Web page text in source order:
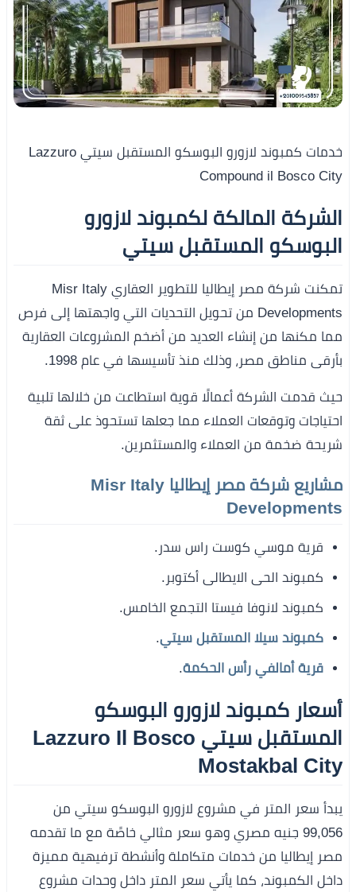
خدمات كمبوند لازورو البوسكو المستقبل سيتي Lazzuro
Compound il Bosco City
الشركة المالكة لكمبوند لازورو
البوسكو المستقبل سيتي
تمكنت شركة مصر إيطاليا للتطوير العقاري Misr Italy
Developments من تحويل التحديات التي واجهتها إلى فرص
مما مكنها من إنشاء العديد من أضخم المشروعات العقارية
بأرقى مناطق مصر، وذلك منذ تأسيسها في عام 1998.
حيث قدمت الشركة أعمالًا قوية استطاعت من خلالها تلبية
احتياجات وتوقعات العملاء مما جعلها تستحوذ على ثقة
شريحة ضخمة من العملاء والمستثمرين.
مشاريع شركة مصر إيطاليا Misr Italy
Developments
قرية موسي كوست راس سدر.
كمبوند الحى الايطالى أكتوبر.
كمبوند لانوفا فيستا التجمع الخامس.
كمبوند سيلا المستقبل سيتي.
قرية أمالفي رأس الحكمة.
أسعار كمبوند لازورو البوسكو
المستقبل سيتي Lazzuro Il Bosco
Mostakbal City
يبدأ سعر المتر في مشروع لازورو البوسكو سيتي من
99,056 جنيه مصري وهو سعر مثالي خاصًة مع ما تقدمه
مصر إيطاليا من خدمات متكاملة وأنشطة ترفيهية مميزة
داخل الكمبوند، كما يأتي سعر المتر داخل وحدات مشروع